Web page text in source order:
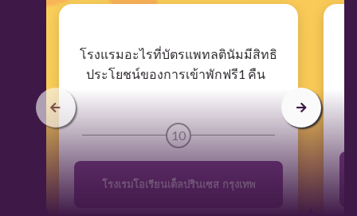
​โรงแรมอะไรที่บัตรแพทลตินัมมีสิทธิ
ประโยชน์ของการเข้าพักฟรี1 คืน
10
โรงเรมโอเรียนเต็ลปรินเซส กรุงเทพ